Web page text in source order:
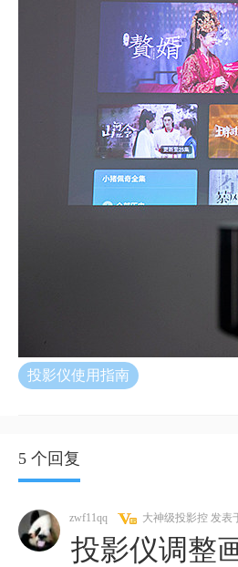
投影仪使用指南
5 个回复
zwf11qq 大神级投影控 发表
投影仪调整